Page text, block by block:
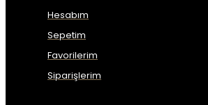
Hesabım
Sepetim
Favorilerim
Siparişlerim